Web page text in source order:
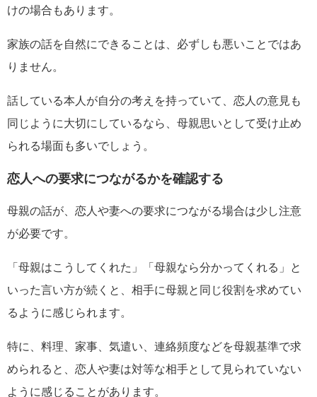
けの場合もあります。
家族の話を自然にできることは、必ずしも悪いことではあ
りません。
話している本人が自分の考えを持っていて、恋人の意見も
同じように大切にしているなら、母親思いとして受け止め
られる場面も多いでしょう。
恋人への要求につながるかを確認する
母親の話が、恋人や妻への要求につながる場合は少し注意
が必要です。
「母親はこうしてくれた」「母親なら分かってくれる」と
いった言い方が続くと、相手に母親と同じ役割を求めてい
るように感じられます。
特に、料理、家事、気遣い、連絡頻度などを母親基準で求
められると、恋人や妻は対等な相手として見られていない
ように感じることがあります。